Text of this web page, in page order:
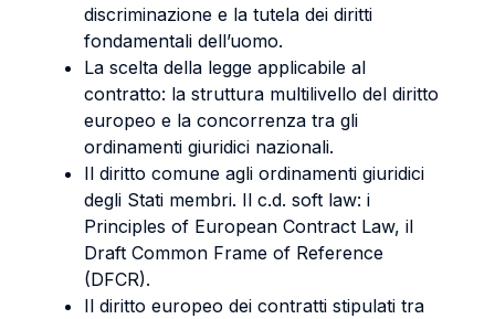
discriminazione e la tutela dei diritti
fondamentali dell’uomo.
La scelta della legge applicabile al
contratto: la struttura multilivello del diritto
europeo e la concorrenza tra gli
ordinamenti giuridici nazionali.
Il diritto comune agli ordinamenti giuridici
degli Stati membri. Il c.d. soft law: i
Principles of European Contract Law, il
Draft Common Frame of Reference
(DFCR).
Il diritto europeo dei contratti stipulati tra